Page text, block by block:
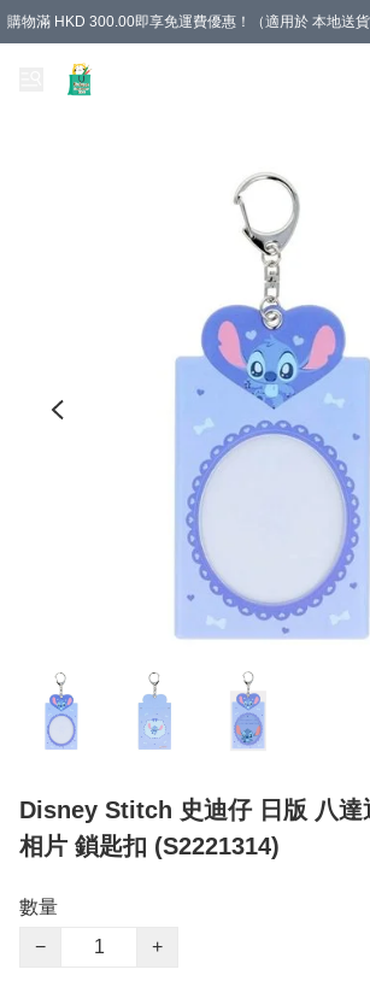
購物滿 HKD 300.00即享免運費優惠！（適用於 本地送
Disney Stitch 史迪仔 日版 八達
相片 鎖匙扣 (S2221314)
數量
−
+